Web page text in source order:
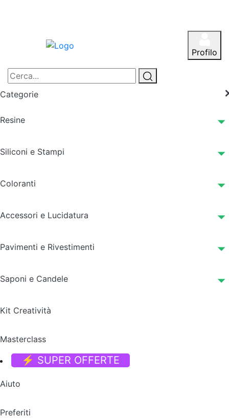
Profilo
Categorie
Resine
Siliconi e Stampi
Coloranti
Accessori e Lucidatura
Pavimenti e Rivestimenti
Saponi e Candele
Kit Creatività
Masterclass
⚡ SUPER OFFERTE
Aiuto
Preferiti